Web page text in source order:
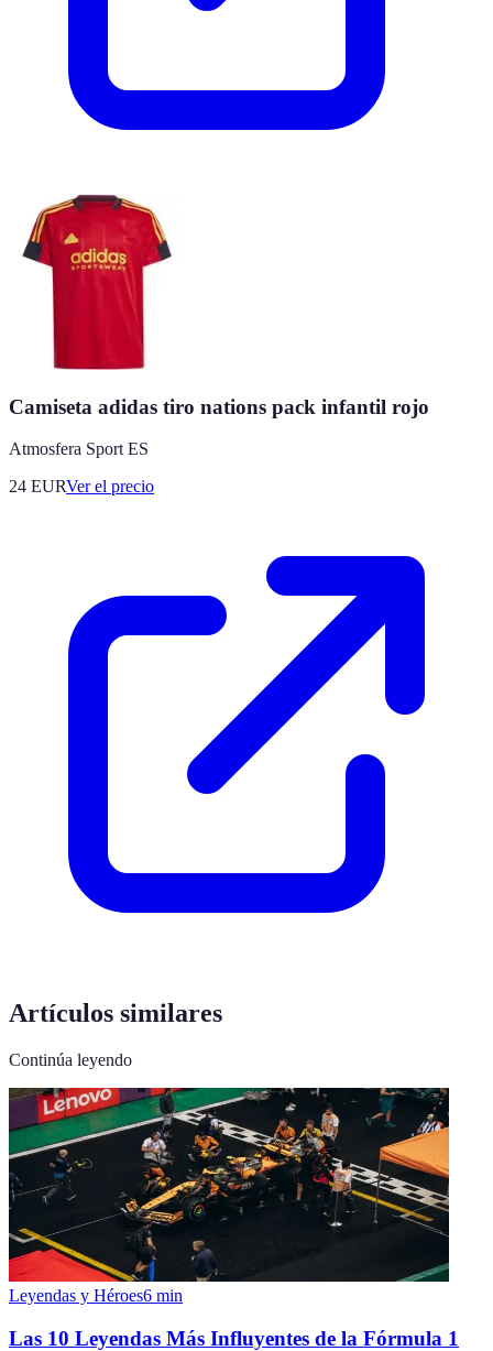
Camiseta adidas tiro nations pack infantil rojo
Atmosfera Sport ES
24 EURVer el precio
Artículos similares
Continúa leyendo
Leyendas y Héroes6 min
Las 10 Leyendas Más Influyentes de la Fórmula 1